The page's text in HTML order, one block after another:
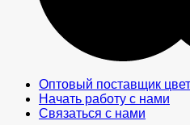
Оптовый поставщик
Начать работу с нами
Связаться с нами